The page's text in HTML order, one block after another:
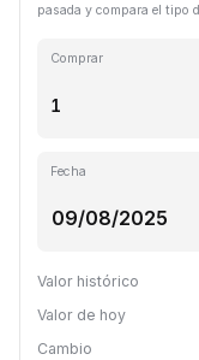
pasada y compara el tipo
Comprar
Fecha
Valor histórico
Valor de hoy
Cambio